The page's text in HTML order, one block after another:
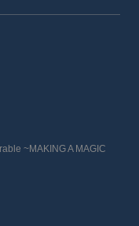
~MAKING A MAGIC